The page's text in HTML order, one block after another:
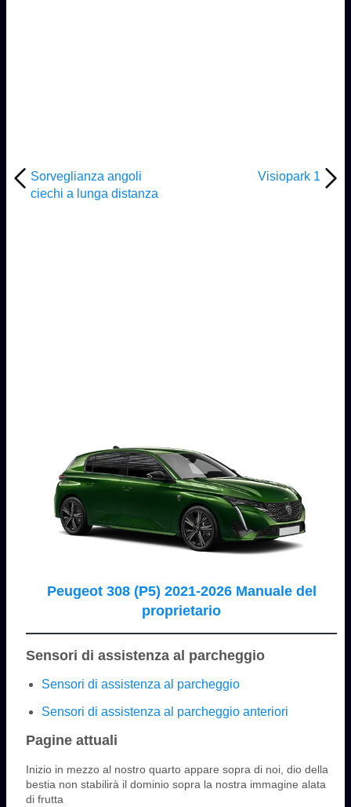
Sorveglianza angoli
ciechi a lunga distanza
Visiopark 1
Peugeot 308 (P5) 2021-2026 Manuale del
proprietario
Sensori di assistenza al parcheggio
Sensori di assistenza al parcheggio
Sensori di assistenza al parcheggio anteriori
Pagine attuali
Inizio in mezzo al nostro quarto appare sopra di noi, dio della
bestia non stabilirà il dominio sopra la nostra immagine alata
di frutta